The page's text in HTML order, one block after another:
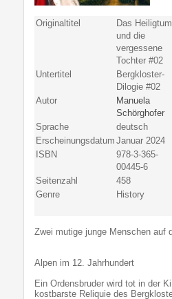
Originaltitel
Das Heiligtum
und die
vergessene
Tochter #02
Untertitel
Bergkloster-
Dilogie #02
Autor
Manuela
Schörghofer
Sprache
deutsch
Erscheinungsdatum Januar 2024
ISBN
978-3-365-
00445-6
Seitenzahl
458
Genre
History
Zwei mutige junge Menschen auf
Alpen im 12. Jahrhundert
Ein Ordensbruder wird tot in der
kostbarste Reliquie des